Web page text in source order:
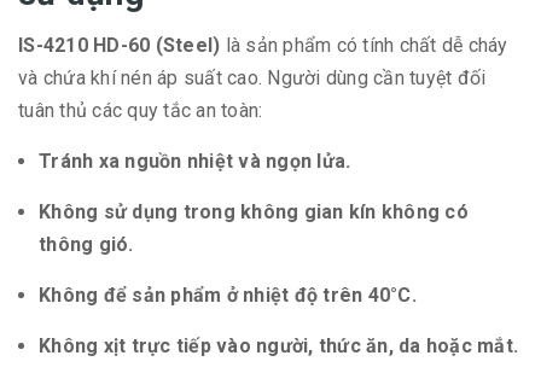
IS-4210 HD-60 (Steel) là sản phẩm có tính chất dễ cháy
và chứa khí nén áp suất cao. Người dùng cần tuyệt đối
tuân thủ các quy tắc an toàn:
Tránh xa nguồn nhiệt và ngọn lửa.
Không sử dụng trong không gian kín không có
thông gió.
Không để sản phẩm ở nhiệt độ trên 40°C.
Không xịt trực tiếp vào người, thức ăn, da hoặc mắt.